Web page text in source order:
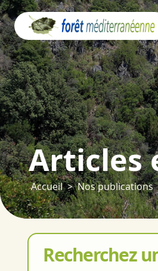
Articles
Accueil Nos publications
Recherchez
Panneau de gestion des cookies